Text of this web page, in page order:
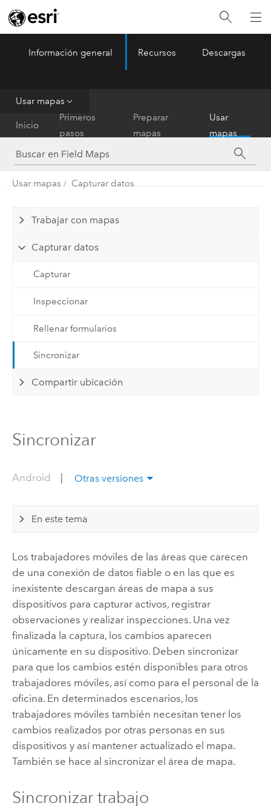
ArcGIS Field Maps
Información general Recursos Descargas
Usar mapas
Inicio
Primeros
pasos
Preparar
mapas
Usar
mapas
Usar mapas Capturar datos
Trabajar con mapas
Capturar datos
Capturar
Inspeccionar
Rellenar formularios
Sincronizar
Compartir ubicación
Sincronizar
Android Otras versiones
En este tema
Los trabajadores móviles de las áreas que carecen
de una conexión de datos fiable o en las que es
inexistente descargan áreas de mapa a sus
dispositivos para capturar activos, registrar
observaciones y realizar inspecciones. Una vez
finalizada la captura, los cambios aparecen
únicamente en su dispositivo. Deben sincronizar
para que los cambios estén disponibles para otros
trabajadores móviles, así como para el personal de la
oficina. En determinados escenarios, los
trabajadores móviles también necesitan tener los
cambios realizados por otras personas en sus
dispositivos y así mantener actualizado el mapa.
También se hace al sincronizar el área de mapa.
Sincronizar trabajo